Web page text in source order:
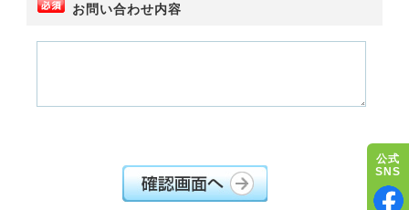
お問い合わせ内容
公式
SNS